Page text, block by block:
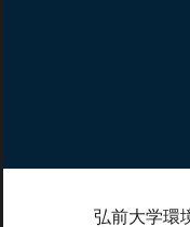
弘前大学環